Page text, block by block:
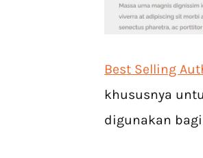
Best Selling
khususnya
digunakan